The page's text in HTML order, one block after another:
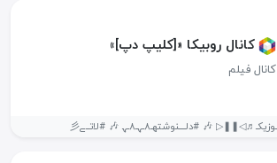
کانال روبیکا «[کلیپ دپ]»
کانال فیلم